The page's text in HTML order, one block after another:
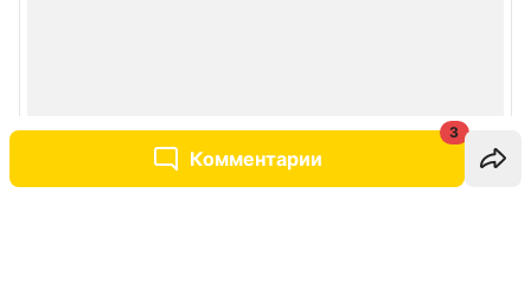
Комментарии
3